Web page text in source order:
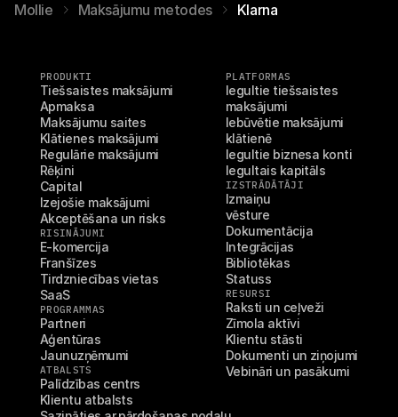
Mollie Maksājumu metodes Klarna
PRODUKTI
Tiešsaistes maksājumi
Apmaksa
Maksājumu saites
Klātienes maksājumi
Regulārie maksājumi
Rēķini
Capital
Izejošie maksājumi
Akceptēšana un risks
RISINĀJUMI
E-komercija
Franšīzes
Tirdzniecības vietas
SaaS
PROGRAMMAS
Partneri
Aģentūras
Jaunuzņēmumi
ATBALSTS
Palīdzības centrs
Klientu atbalsts
PLATFORMAS
Iegultie tiešsaistes
maksājumi
Iebūvētie maksājumi
klātienē
Iegultie biznesa konti
Iegultais kapitāls
IZSTRĀDĀTĀJI
Izmaiņu
vēsture
Dokumentācija
Integrācijas
Bibliotēkas
Statuss
RESURSI
Raksti un ceļveži
Zīmola aktīvi
Klientu stāsti
Dokumenti un ziņojumi
Vebināri un pasākumi